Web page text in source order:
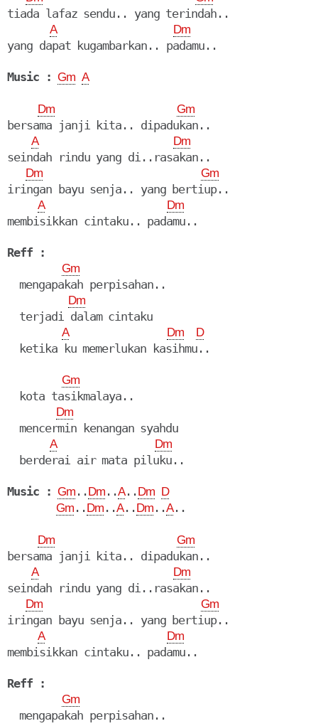
tiada lafaz sendu.. yang terindah..
A Dm
Music : Gm A
Dm Gm
bersama janji kita.. dipadukan..
A Dm
seindah rindu yang di..rasakan..
Dm Gm
iringan bayu senja.. yang bertiup..
A Dm
membisikkan cintaku.. padamu..
Reff :
Gm
  mengapakah perpisahan..
Dm
  terjadi dalam cintaku
A Dm D
  ketika ku memerlukan kasihmu..
Gm
  kota tasikmalaya..
Dm
  mencermin kenangan syahdu
A Dm
  berderai air mata piluku..
Music : Gm ..Dm ..A..Dm D
Gm..Dm..A..Dm..A..
Dm Gm
bersama janji kita.. dipadukan..
A Dm
seindah rindu yang di..rasakan..
Dm Gm
iringan bayu senja.. yang bertiup..
A Dm
membisikkan cintaku.. padamu..
Reff :
Gm
  mengapakah perpisahan..